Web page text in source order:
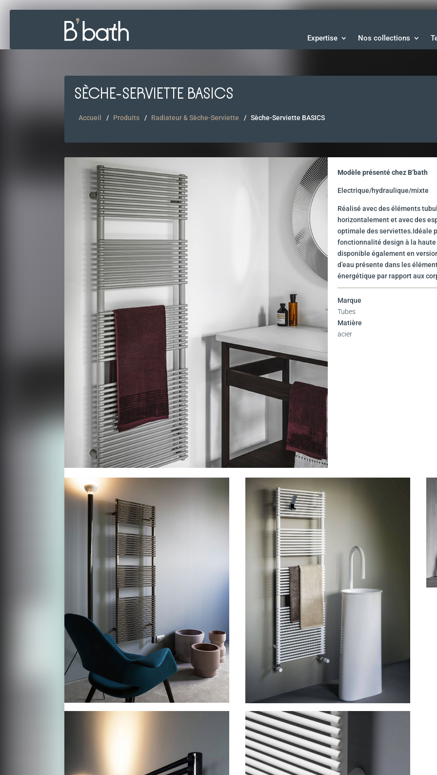
Expertise Nos collections
SÈCHE-SERVIETTE BASICS
Accueil Produits Radiateur & Sèche-Serviette Sèche-Serviette BASICS
Modèle présenté chez B’bath
Electrique/hydraulique/mixte
Réalisé avec des éléments
horizontalement et avec des
optimale des serviettes.Idéale
fonctionnalité design à la
disponible également en
d’eau présente dans les
énergétique par rapport aux
Marque
Tubes
Matière
acier